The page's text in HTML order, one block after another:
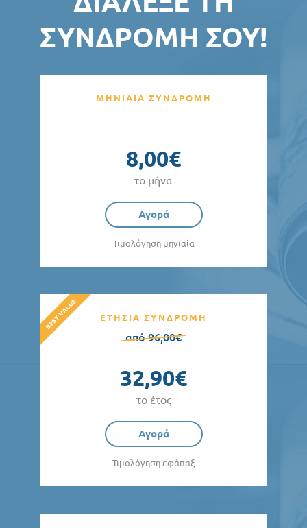
ΣΥΝΔΡΟΜΉ ΣΟΥ!
ΜΗΝΙΑΙΑ ΣΥΝΔΡΟΜΗ
8,00€
το μήνα
Αγορά
Τιμολόγηση μηνιαία
ΕΤΗΣΙΑ ΣΥΝΔΡΟΜΗ
από 96,00€
32,90€
το έτος
Αγορά
Τιμολόγηση εφάπαξ